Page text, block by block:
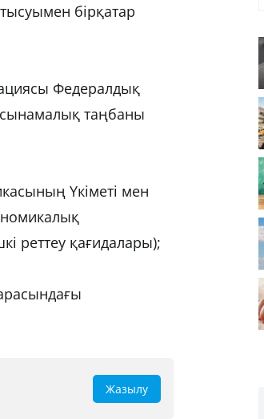
бірқатар
Федералдық
таңбаны
Үкіметі мен
реттеу қағидалары);
Жазылу